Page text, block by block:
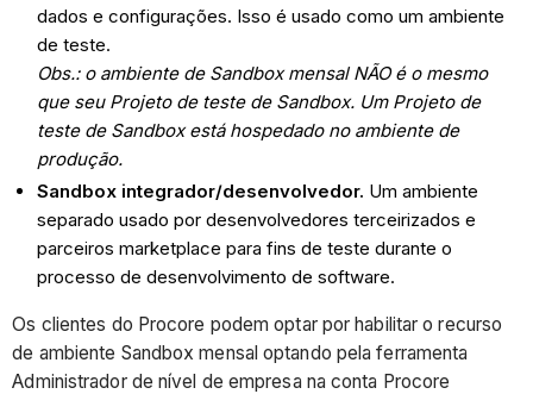
dados e configurações. Isso é usado como um ambiente
de teste.
Obs.: o ambiente de Sandbox mensal NÃO é o mesmo
que seu Projeto de teste de Sandbox. Um Projeto de
teste de Sandbox está hospedado no ambiente de
produção.
Sandbox integrador/desenvolvedor. Um ambiente
separado usado por desenvolvedores terceirizados e
parceiros marketplace para fins de teste durante o
processo de desenvolvimento de software.
Os clientes do Procore podem optar por habilitar o recurso
de ambiente Sandbox mensal optando pela ferramenta
Administrador de nível de empresa na conta Procore